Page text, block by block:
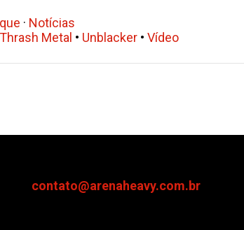
· Notícias
Thrash Metal • Unblacker • Vídeo
contato@arenaheavy.com.br